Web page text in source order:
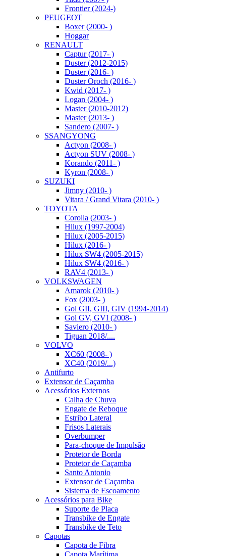
Frontier (2024-)
PEUGEOT
Boxer (2000- )
Hoggar
RENAULT
Captur (2017- )
Duster (2012-2015)
Duster (2016- )
Duster Oroch (2016- )
Kwid (2017- )
Logan (2004- )
Master (2010-2012)
Master (2013- )
Sandero (2007- )
SSANGYONG
Actyon (2008- )
Actyon SUV (2008- )
Korando (2011- )
Kyron (2008- )
SUZUKI
Jimny (2010- )
Vitara / Grand Vitara (2010- )
TOYOTA
Corolla (2003- )
Hilux (1997-2004)
Hilux (2005-2015)
Hilux (2016- )
Hilux SW4 (2005-2015)
Hilux SW4 (2016- )
RAV4 (2013- )
VOLKSWAGEN
Amarok (2010- )
Fox (2003- )
Gol GII, GIII, GIV (1994-2014)
Gol GV, GVI (2008- )
Saviero (2010- )
Tiguan 2018/....
VOLVO
XC60 (2008- )
XC40 (2019/...)
Antifurto
Extensor de Caçamba
Acessórios Externos
Calha de Chuva
Engate de Reboque
Estribo Lateral
Frisos Laterais
Overbumper
Para-choque de Impulsão
Protetor de Borda
Protetor de Caçamba
Santo Antonio
Extensor de Caçamba
Sistema de Escoamento
Acessórios para Bike
Suporte de Placa
Transbike de Engate
Transbike de Teto
Capotas
Capota de Fibra
Capota Marítima